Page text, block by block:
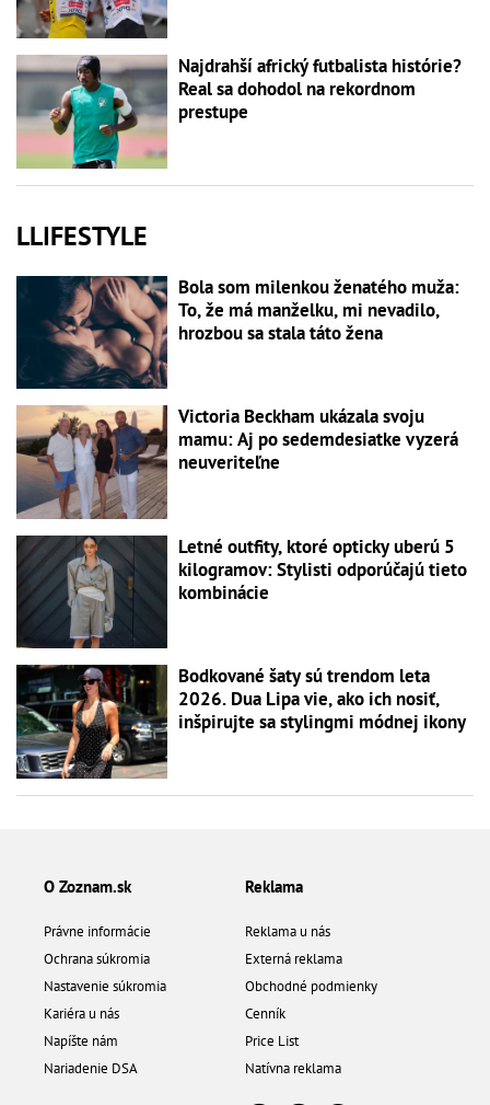
Najdrahší africký futbalista histórie?
Real sa dohodol na rekordnom
prestupe
LLIFESTYLE
Bola som milenkou ženatého muža:
To, že má manželku, mi nevadilo,
hrozbou sa stala táto žena
Victoria Beckham ukázala svoju
mamu: Aj po sedemdesiatke vyzerá
neuveriteľne
Letné outfity, ktoré opticky uberú 5
kilogramov: Stylisti odporúčajú tieto
kombinácie
Bodkované šaty sú trendom leta
2026. Dua Lipa vie, ako ich nosiť,
inšpirujte sa stylingmi módnej ikony
O Zoznam.sk
Právne informácie
Ochrana súkromia
Nastavenie súkromia
Kariéra u nás
Napíšte nám
Nariadenie DSA
Reklama
Reklama u nás
Externá reklama
Obchodné podmienky
Cenník
Price List
Natívna reklama